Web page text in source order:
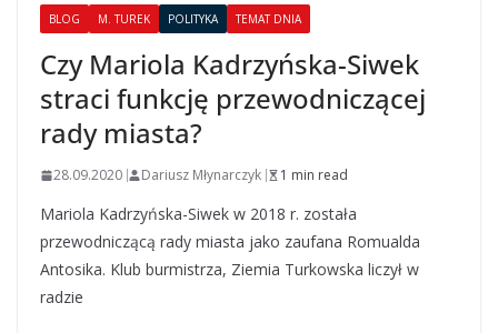
BLOG M. TUREK POLITYKA TEMAT DNIA
Czy Mariola Kadrzyńska-Siwek
straci funkcję przewodniczącej
rady miasta?
28.09.2020 Dariusz Młynarczyk 1 min read
Mariola Kadrzyńska-Siwek w 2018 r. została
przewodniczącą rady miasta jako zaufana Romualda
Antosika. Klub burmistrza, Ziemia Turkowska liczył w
radzie